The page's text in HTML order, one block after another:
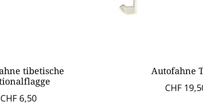
tibetische
CHF 6,50
Autofahne
CHF